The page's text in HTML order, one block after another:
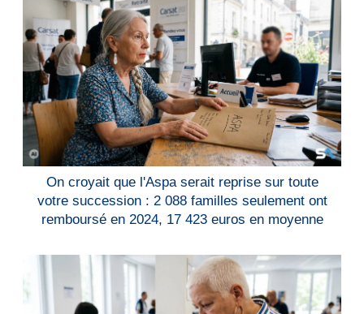
On croyait que l'Aspa serait reprise sur toute
votre succession : 2 088 familles seulement ont
remboursé en 2024, 17 423 euros en moyenne